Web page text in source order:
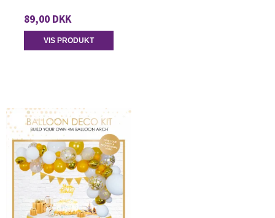
89,00 DKK
VIS PRODUKT